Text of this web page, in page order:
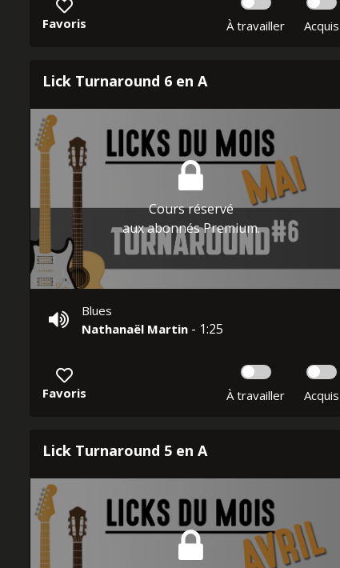
Favoris À travailler Acquis
Lick Turnaround 6 en A
Cours réservé
aux abonnés Premium.
Blues
Nathanaël Martin - 1:25
Favoris À travailler Acquis
Lick Turnaround 5 en A